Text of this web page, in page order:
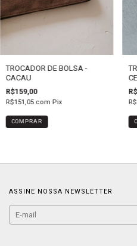
TROCADOR DE BOLSA -
CACAU
R$159,00
R$151,05 com Pix
COMPRAR
ASSINE NOSSA NEWSLETTER